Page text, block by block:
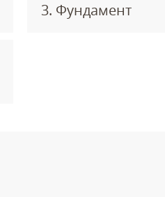
3. Фундамент